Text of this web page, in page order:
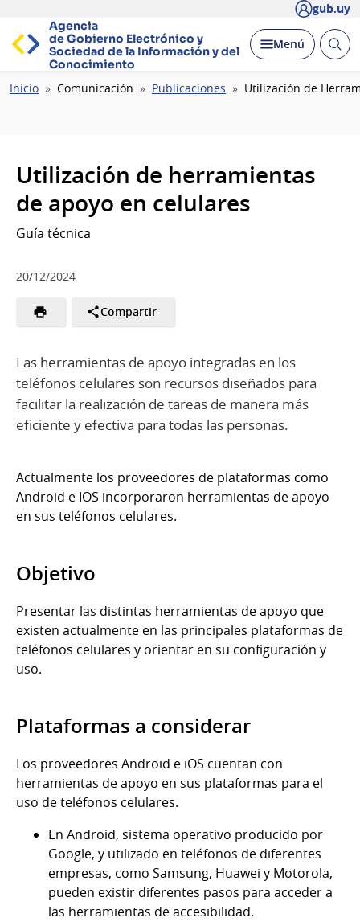
gub.uy
Agencia
de Gobierno Electrónico y
Sociedad de la Información y del
Conocimiento
Desplegar
Menú Abrir
Ruta
Inicio Comunicación Publicaciones Utilización de
Utilización de herramientas
de apoyo en celulares
Guía técnica
20/12/2024
Compartir
Las herramientas de apoyo integradas en los
teléfonos celulares son recursos diseñados para
facilitar la realización de tareas de manera más
eficiente y efectiva para todas las personas.
Actualmente los proveedores de plataformas como
Android e IOS incorporaron herramientas de apoyo
en sus teléfonos celulares.
Objetivo
Presentar las distintas herramientas de apoyo que
existen actualmente en las principales plataformas de
teléfonos celulares y orientar en su configuración y
uso.
Plataformas a considerar
Los proveedores Android e iOS cuentan con
herramientas de apoyo en sus plataformas para el
uso de teléfonos celulares.
En Android, sistema operativo producido por
Google, y utilizado en teléfonos de diferentes
empresas, como Samsung, Huawei y Motorola,
pueden existir diferentes pasos para acceder a
las herramientas de accesibilidad.